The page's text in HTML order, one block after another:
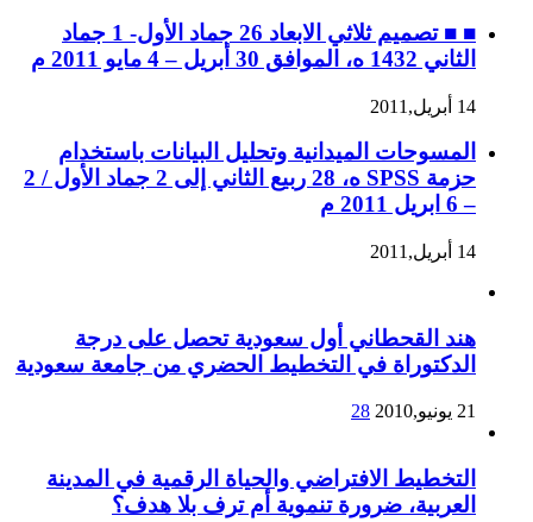
■ ■ تصميم ثلاثي الابعاد 26 جماد الأول- 1 جماد
الثاني 1432 ه، الموافق 30 أبريل – 4 مايو 2011 م
14 أبريل,2011
المسوحات الميدانية وتحليل البيانات باستخدام
حزمة SPSS ه، 28 ربيع الثاني إلى 2 جماد الأول / 2
– 6 ابريل 2011 م
14 أبريل,2011
هند القحطاني أول سعودية تحصل على درجة
الدكتوراة في التخطيط الحضري من جامعة سعودية
21 يونيو,2010 28
التخطيط الافتراضي والحياة الرقمية في المدينة
العربية، ضرورة تنموية أم ترف بلا هدف؟